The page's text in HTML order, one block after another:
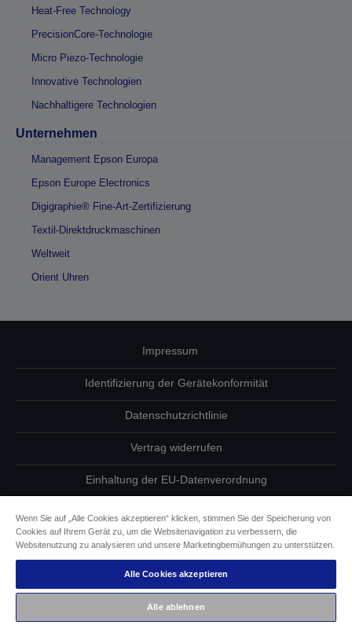
Heat-Free Technology
PrecisionCore-Technologie
Micro Piezo-Technologie
Innovative Technologien
Nachhaltigere Technologien
Unternehmen
Management Epson Europa
Epson Europe Electronics
Digigraphie® Fine-Art-Zertifizierung
Textil-Direktdruckmaschinen
Weltweit
Orient Uhren
Impressum
Identifizierung der Gerätekonformität
Datenschutzrichtlinie
Vertrag widerrufen
Einhaltung der EU-Datenverordnung
Informationen zu Cookies
Epson Engagement für Barrierefreiheit
Copyright © 2026 Seiko Epson
Wenn Sie auf „Alle Cookies akzeptieren“ klicken, stimmen Sie der Speicherung von
Cookies auf Ihrem Gerät zu, um die Websitenavigation zu verbessern, die
Websitenutzung zu analysieren und unsere Marketingbemühungen zu unterstützen.
Alle Cookies akzeptieren
Alle ablehnen